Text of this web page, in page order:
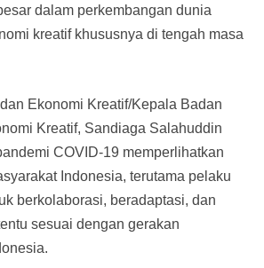
dalam perkembangan dunia
kreatif khususnya di tengah masa
Ekonomi Kreatif/Kepala Badan
Kreatif, Sandiaga Salahuddin
COVID-19 memperlihatkan
Indonesia, terutama pelaku
berkolaborasi, beradaptasi, dan
sesuai dengan gerakan